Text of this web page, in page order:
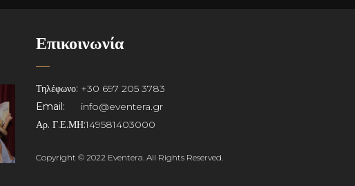
Επικοινωνία
Τηλέφωνο: +30 697 205 3783
Email:
info@eventera.gr
Αρ. Γ.Ε.ΜΗ:149581403000
Copyright © 2022 Eventera. All Rights Reserved.